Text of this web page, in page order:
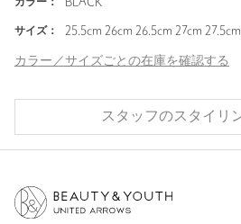
カラー： BLACK
サイズ： 25.5cm 26cm 26.5cm 27cm
カラー／サイズごとの在庫を確認する
スタッフのスタイリ